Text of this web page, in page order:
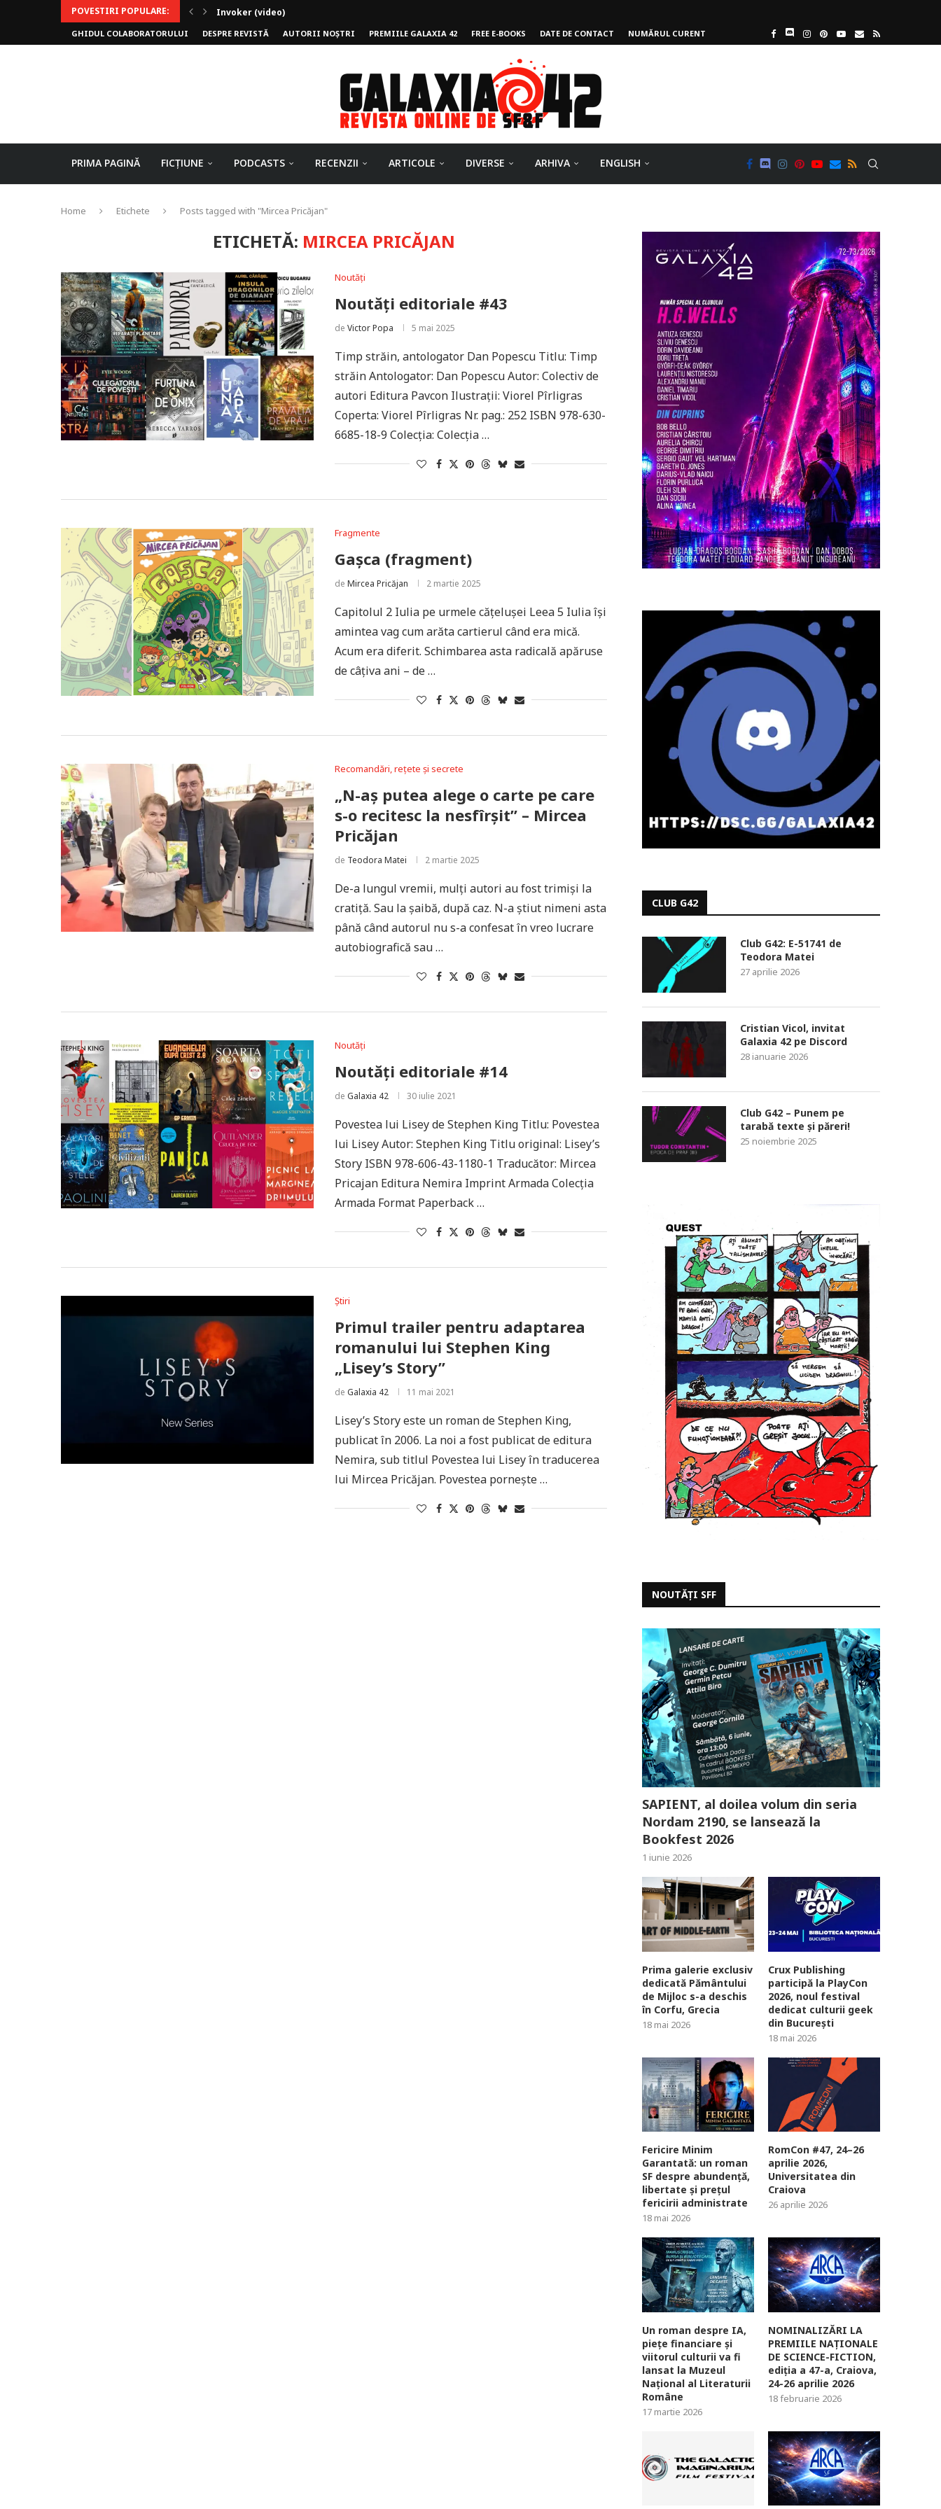
POVESTIRI POPULARE:
Invoker (video)
Alergarea de seară
Biblioteca lui Pavel
Rejuvenare
Falia
Arhivele Dincolo-Timpului
Axa lui Heron
Jumătatea goală
GHIDUL COLABORATORULUI DESPRE REVISTĂ AUTORII NOȘTRI PREMIILE GALAXIA 42 FREE E-BOOKS DATE DE CONTACT NUMĂRUL CURENT
PRIMA PAGINĂ FICȚIUNE PODCASTS RECENZII ARTICOLE DIVERSE ARHIVA ENGLISH
Home Etichete Posts tagged with "Mircea Pricăjan"
ETICHETĂ: MIRCEA PRICĂJAN
Noutăți
Noutăți editoriale #43
de Victor Popa 5 mai 2025
Timp străin, antologator Dan Popescu Titlu: Timp
străin Antologator: Dan Popescu Autor: Colectiv de
autori Editura Pavcon Ilustrații: Viorel Pîrligras
Coperta: Viorel Pîrligras Nr. pag.: 252 ISBN 978-630-
6685-18-9 Colecția: Colecția …
Fragmente
Gașca (fragment)
de Mircea Pricăjan 2 martie 2025
Capitolul 2 Iulia pe urmele cățelușei Leea 5 Iulia își
amintea vag cum arăta cartierul când era mică.
Acum era diferit. Schimbarea asta radicală apăruse
de câțiva ani – de …
Recomandări, rețete și secrete
„N-aș putea alege o carte pe care
s-o recitesc la nesfîrșit” – Mircea
Pricăjan
de Teodora Matei 2 martie 2025
De-a lungul vremii, mulți autori au fost trimiși la
cratiță. Sau la șaibă, după caz. N-a știut nimeni asta
până când autorul nu s-a confesat în vreo lucrare
autobiografică sau …
Noutăți
Noutăți editoriale #14
de Galaxia 42 30 iulie 2021
Povestea lui Lisey de Stephen King Titlu: Povestea
lui Lisey Autor: Stephen King Titlu original: Lisey’s
Story ISBN 978-606-43-1180-1 Traducător: Mircea
Pricajan Editura Nemira Imprint Armada Colecția
Armada Format Paperback …
Știri
Primul trailer pentru adaptarea
romanului lui Stephen King
„Lisey’s Story”
de Galaxia 42 11 mai 2021
Lisey’s Story este un roman de Stephen King,
publicat în 2006. La noi a fost publicat de editura
Nemira, sub titlul Povestea lui Lisey în traducerea
lui Mircea Pricăjan. Povestea pornește …
CLUB G42
Club G42: E-51741 de
Teodora Matei
27 aprilie 2026
Cristian Vicol, invitat
Galaxia 42 pe Discord
28 ianuarie 2026
Club G42 – Punem pe
tarabă texte și păreri!
25 noiembrie 2025
NOUTĂȚI SFF
SAPIENT, al doilea volum din seria
Nordam 2190, se lansează la
Bookfest 2026
1 iunie 2026
Prima galerie exclusiv
dedicată Pământului
de Mijloc s-a deschis
în Corfu, Grecia
18 mai 2026
Crux Publishing
participă la PlayCon
2026, noul festival
dedicat culturii geek
din București
18 mai 2026
Fericire Minim
Garantată: un roman
SF despre abundență,
libertate și prețul
fericirii administrate
18 mai 2026
RomCon #47, 24–26
aprilie 2026,
Universitatea din
Craiova
26 aprilie 2026
Un roman despre IA,
piețe financiare și
viitorul culturii va fi
lansat la Muzeul
Național al Literaturii
Române
17 martie 2026
NOMINALIZĂRI LA
PREMIILE NAȚIONALE
DE SCIENCE-FICTION,
ediția a 47-a, Craiova,
24-26 aprilie 2026
18 februarie 2026